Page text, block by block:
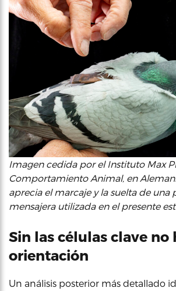
Imagen cedida por el Instituto Max
Comportamiento Animal, en
aprecia el marcaje y la suelta de una
mensajera utilizada en el presente
Sin las células clave no
orientación
Un análisis posterior más detallado